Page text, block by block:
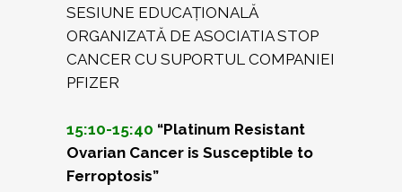
SESIUNE EDUCAȚIONALĂ
ORGANIZATĂ DE ASOCIATIA STOP
CANCER CU SUPORTUL COMPANIEI
PFIZER
15:10-15:40 “Platinum Resistant
Ovarian Cancer is Susceptible to
Ferroptosis”